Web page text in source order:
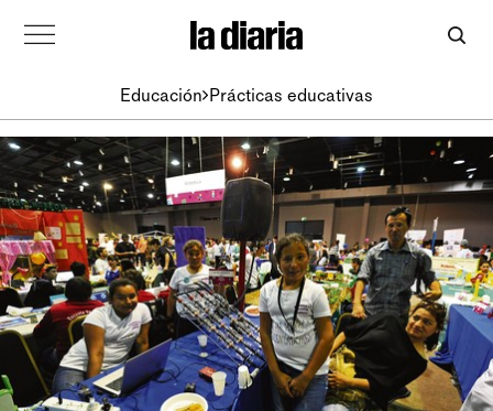
Educación Prácticas educativas